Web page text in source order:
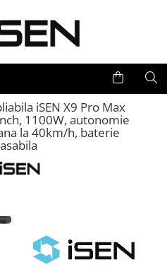
iSEN X9 Pro Max
1100W, autonomie
la 40km/h, baterie